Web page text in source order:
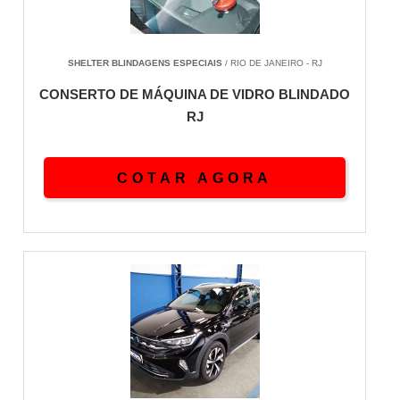
Cotacoes abaixo destes percentuais indicam
economia em itens criticos como aramida
O custo de oportunidade da escolha errada gera
passivo entre R$ 15.000 e R$ 35.000 em
correcoes corretivas no primeiro ano. A
eletrico precisa estar inclusa, sob pena de
DIRETRIZ COMERCIAL
A recomendacao tecnica para ambientes de alta
severidade e contratar blindador com CR vigente,
projeto detalhado com mapeamento de pontos
cegos e laudo balistico final. Servicos paralelos
depreciam o veiculo em 35 por cento.
SHELTER BLINDAGENS ESPECIAIS/ RIO DE JANEIRO - RJ
CONSERTO DE MÁQUINA DE VIDRO BLINDADO
RJ
COTAR AGORA